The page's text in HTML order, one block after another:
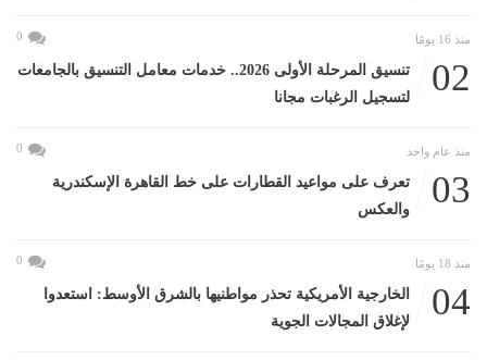
منذ 16 يومًا 0
02
تنسيق المرحلة الأولى 2026.. خدمات معامل التنسيق بالجامعات
لتسجيل الرغبات مجانا
منذ عام واحد 0
03
تعرف على مواعيد القطارات على خط القاهرة الإسكندرية
والعكس
منذ 18 يومًا 0
04
الخارجية الأمريكية تحذر مواطنيها بالشرق الأوسط: استعدوا
لإغلاق المجالات الجوية